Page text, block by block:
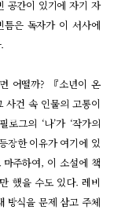
공간이 있기에 자기 자
은 독자가 이 서사에
어떨까? 『소년이 온
사건 속 인물의 고통이
그의 ‘나’가 ‘작가의
장한 이유가 여기에 있
주하여, 이 소설에 책
했을 수도 있다. 레비
방식을 문제 삼고 주체